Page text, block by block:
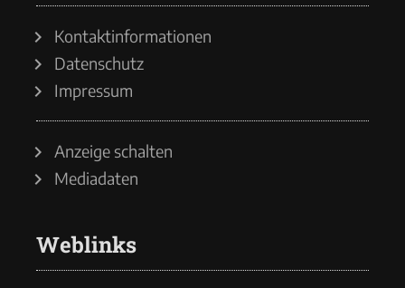
Kontaktinformationen
Datenschutz
Impressum
Anzeige schalten
Mediadaten
Weblinks